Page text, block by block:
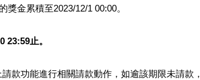
金累積至2023/12/1 00:00。
23:59止。
款功能進行相關請款動作，如逾該期限未請款